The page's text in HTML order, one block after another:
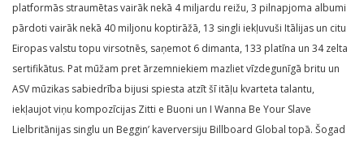
platformās straumētas vairāk nekā 4 miljardu reižu, 3 pilnapjoma albumi
pārdoti vairāk nekā 40 miljonu koptirāžā, 13 singli iekļuvuši Itālijas un citu
Eiropas valstu topu virsotnēs, saņemot 6 dimanta, 133 platīna un 34 zelta
sertifikātus. Pat mūžam pret ārzemniekiem mazliet vīzdegunīgā britu un
ASV mūzikas sabiedrība bijusi spiesta atzīt šī itāļu kvarteta talantu,
iekļaujot viņu kompozīcijas Zitti e Buoni un I Wanna Be Your Slave
Lielbritānijas singlu un Beggin’ kaverversiju Billboard Global topā. Šogad